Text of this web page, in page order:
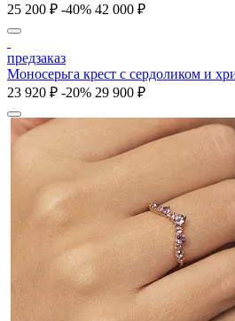
25 200 ₽ -40% 42 000 ₽
предзаказ
Моносерьга крест с сердоликом и
23 920 ₽ -20% 29 900 ₽